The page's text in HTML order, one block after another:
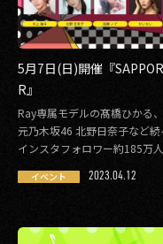
5月7日(日)開催『
R』
Ray専属モデルの髙橋ひかる
元乃木坂46 北野日奈子など
インスタフォロワー約185万
イベント 2023.04.12